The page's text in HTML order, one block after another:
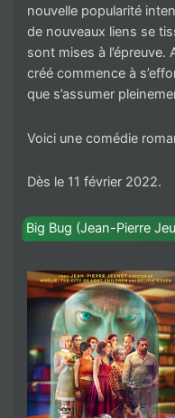
nouvelle popularité
de nouveaux liens se
sont mises à l’épreuve.
créé commence à
que s’assumer
Voici une comédie
Dès le 11 février 2022.
Big Bug (Jean-Pierre